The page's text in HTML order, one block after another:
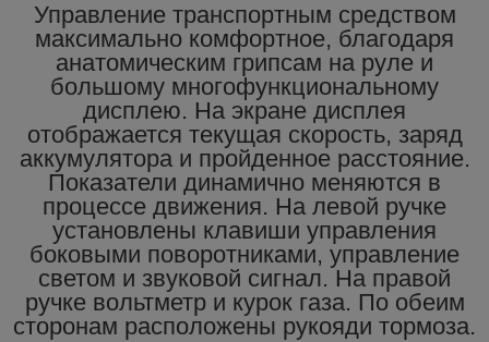
Управление транспортным средством
максимально комфортное, благодаря
анатомическим грипсам на руле и
большому многофункциональному
дисплею. На экране дисплея
отображается текущая скорость, заряд
аккумулятора и пройденное расстояние.
Показатели динамично меняются в
процессе движения. На левой ручке
установлены клавиши управления
боковыми поворотниками, управление
светом и звуковой сигнал. На правой
ручке вольтметр и курок газа. По обеим
сторонам расположены рукояди тормоза.